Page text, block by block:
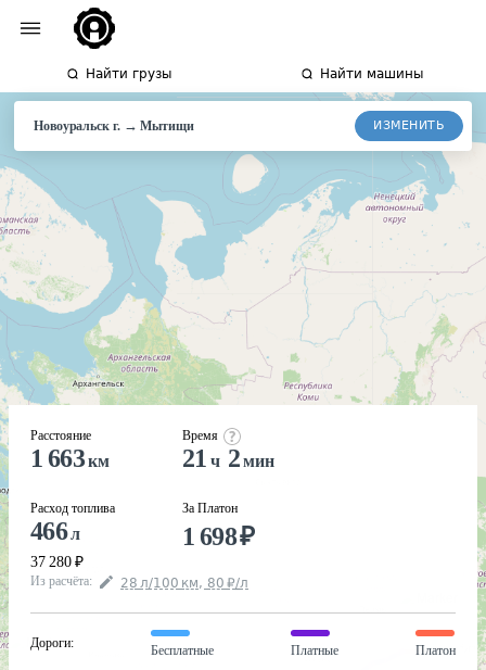
Найти грузы Найти машины
Новоуральск г.→Мытищи ИЗМЕНИТЬ
Расстояние
1 663км
Расход топлива
466л
37 280 ₽
Время
21 ч 2мин
За Платон
1 698₽
Из расчёта: 28 л/100 км, 80 ₽/л
Дороги:
Бесплатные Платные Платон